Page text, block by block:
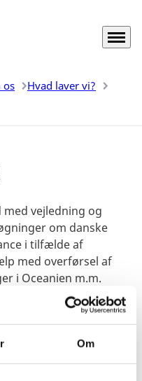
Om
Menu
os
Hvad laver vi?
vejledning og
om danske
i tilfælde af
med overførsel af
i Oceanien m.m.
punkter,
og ophold".